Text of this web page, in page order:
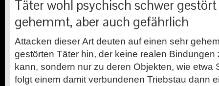
Täter wohl psychisch schwer
gehemmt, aber auch gefährlich
Attacken dieser Art deuten auf einen sehr
gestörten Täter hin, der keine realen
kann, sondern nur zu deren Objekten, wie etwa
folgt einem damit verbundenen Triebstau dann